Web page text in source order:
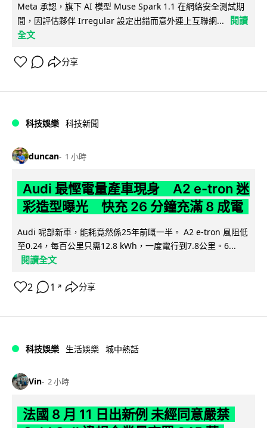
Meta 承認，旗下 AI 模型 Muse Spark 1.1 在網絡安全測試期
間，因評估夥伴 Irregular 設定出錯而意外連上互聯網...
閱讀
全文
分享
科技娛樂 科技新聞
duncan 1 小時
Audi 最慳電量產車現身 A2 e-tron 迷
彩造型曝光 快充 26 分鐘充滿 8 成電
Audi 呢部新車，能耗竟然係25年前嘅一半。 A2 e-tron 風阻低
至0.24，每百公里只需12.8 kWh，一度電行到7.8公里。6...
閱讀全文
2 1 ↗ 分享
科技娛樂 生活娛樂 城中熱話
Vin 2 小時
法國 8 月 11 日出新例 未經同意嚴禁